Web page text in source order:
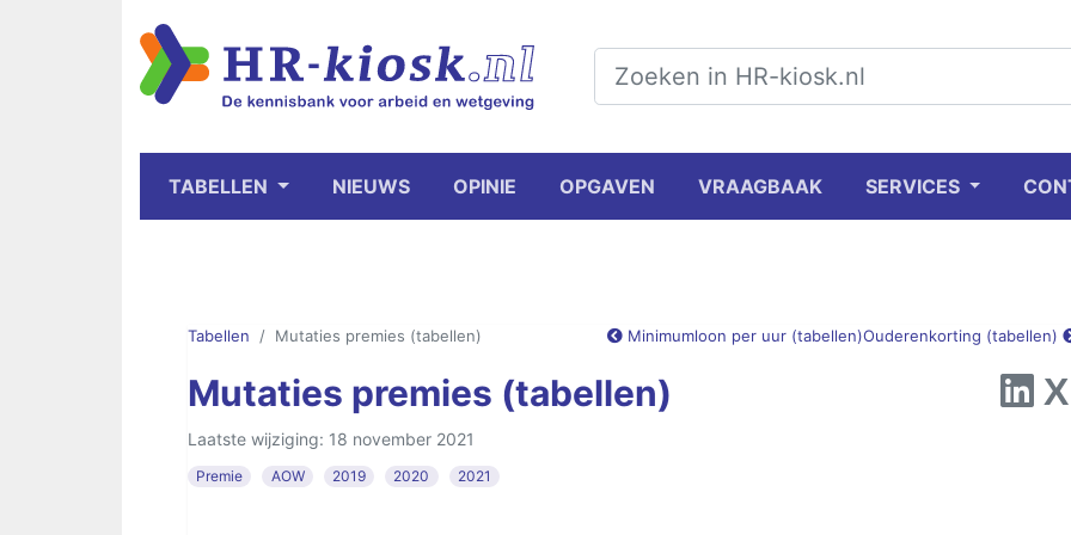
TABELLEN NIEUWS OPINIE OPGAVEN VRAAGBAAK SERVICES
Tabellen Mutaties premies (tabellen) Minimumloon per uur (tabellen)Ouderenkorting (tabellen)
Mutaties premies (tabellen)
Laatste wijziging: 18 november 2021
Premie AOW 2019 2020 2021